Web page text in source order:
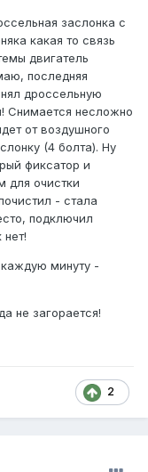
заслонка с
какая то связь
двигатель
последняя
дроссельную
Снимается несложно
от воздушного
(4 болта). Ну
фиксатор и
для очистки
- стала
подключил
минуту -
не загорается!
2